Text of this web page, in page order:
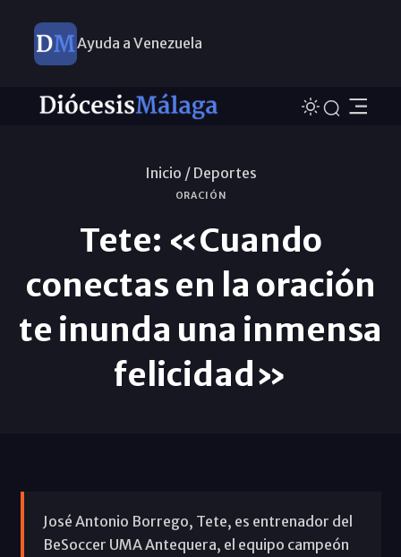
Ayuda a Venezuela
Inicio / Deportes
ORACIÓN
Tete: «Cuando
conectas en la oración
te inunda una inmensa
felicidad»
José Antonio Borrego, Tete, es entrenador del
BeSoccer UMA Antequera, el equipo campeón